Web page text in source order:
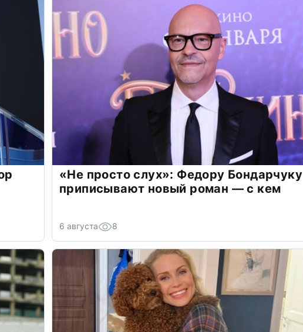
«Не просто слух»: Федору Бондарчуку
приписывают новый роман — с кем
6 августа 8